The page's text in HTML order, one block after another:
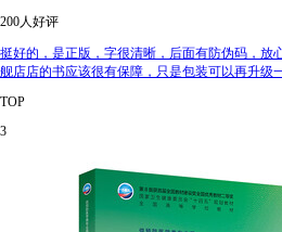
200人好评
挺好的，是正版，字很清晰，后面有防伪码，放
舰店店的书应该很有保障，只是包装可以再升级
TOP
3